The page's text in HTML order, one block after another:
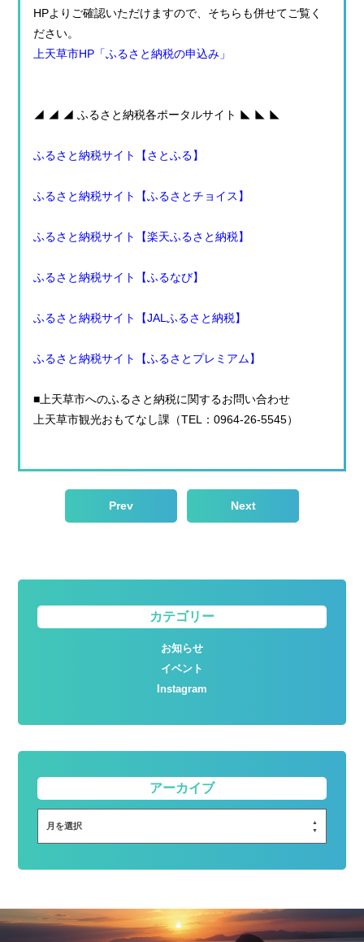
HPよりご確認いただけますので、そちらも併せてご覧く
ださい。
上天草市HP「ふるさと納税の申込み」
◢ ◢ ◢ ふるさと納税各ポータルサイト ◣ ◣ ◣
ふるさと納税サイト【さとふる】
ふるさと納税サイト【ふるさとチョイス】
ふるさと納税サイト【楽天ふるさと納税】
ふるさと納税サイト【ふるなび】
ふるさと納税サイト【JALふるさと納税】
ふるさと納税サイト【ふるさとプレミアム】
■上天草市へのふるさと納税に関するお問い合わせ
上天草市観光おもてなし課（TEL：0964-26-5545）
Prev Next
カテゴリー
お知らせ
イベント
Instagram
アーカイブ
月を選択